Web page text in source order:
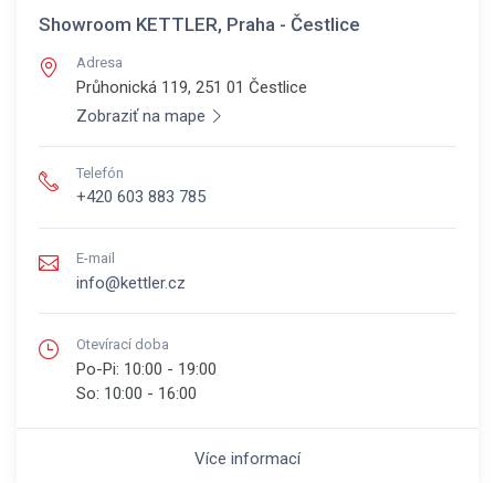
Showroom KETTLER, Praha - Čestlice
Adresa
Průhonická 119, 251 01 Čestlice
Zobraziť na mape
Telefón
+420 603 883 785
E-mail
info@kettler.cz
Otevírací doba
Po-Pi: 10:00 - 19:00
So: 10:00 - 16:00
Více informací